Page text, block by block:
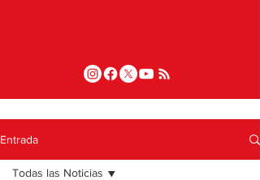
Entrada
Todas las Noticias